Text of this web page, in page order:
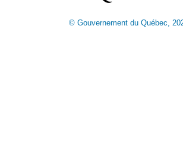
© Gouvernement du Québec,